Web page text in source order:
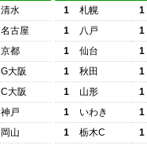
清水
名古屋
京都
G大阪
C大阪
神戸
岡山
1 札幌
1
1
八戸
1
1
仙台
1
1
秋田
1
1
山形
1
1
いわき
1
1
栃木C
1